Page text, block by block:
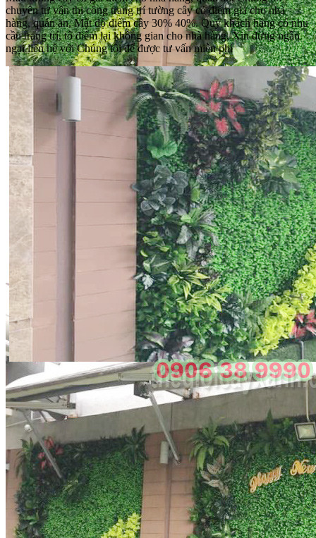
chuyên tư vấn thi công trang trí tường cây cỏ điểm giả cho nhà
hàng, quán ăn, Mật độ điểm cây 30% 40%. Quý khách hàng có nhu
cầu trang trí, tô điểm lại không gian cho nhà hàng, Xin đừng ngần
ngại liên hệ với Chúng tôi để được tư vấn miễn phí